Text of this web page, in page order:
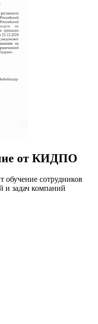
от КИДПО
сотрудников
и задач компаний